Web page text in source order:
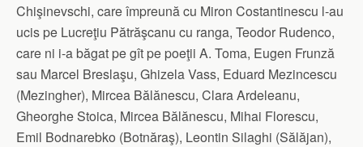
Chişinevschi, care împreună cu Miron Costantinescu l-au
ucis pe Lucreţiu Pătrăşcanu cu ranga, Teodor Rudenco,
care ni i-a băgat pe gît pe poeţii A. Toma, Eugen Frunză
sau Marcel Breslaşu, Ghizela Vass, Eduard Mezincescu
(Mezingher), Mircea Bălănescu, Clara Ardeleanu,
Gheorghe Stoica, Mircea Bălănescu, Mihai Florescu,
Emil Bodnarebko (Botnăraş), Leontin Silaghi (Sălăjan),